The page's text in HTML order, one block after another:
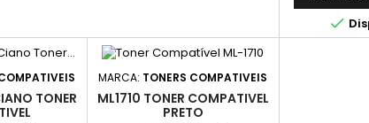

TONER
MARCA: TONERS COMPATIVEIS
ML1710 TONER COMPATIVEL
PRETO